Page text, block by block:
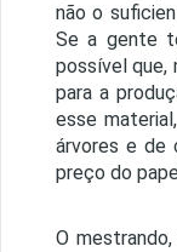
não o
Se a gente
possível que,
para a
esse
árvores e de
preço do
O